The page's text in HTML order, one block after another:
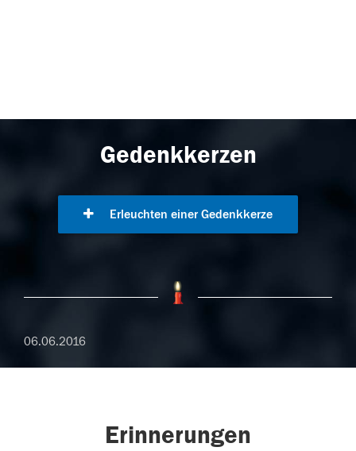
Gedenkkerzen
Erleuchten einer Gedenkkerze
06.06.2016
Erinnerungen